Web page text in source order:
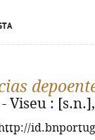
Viseu :